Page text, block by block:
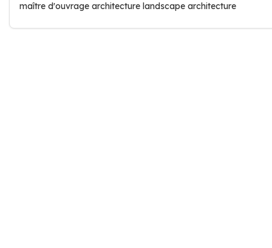
maître d'ouvrage architecture landscape architecture